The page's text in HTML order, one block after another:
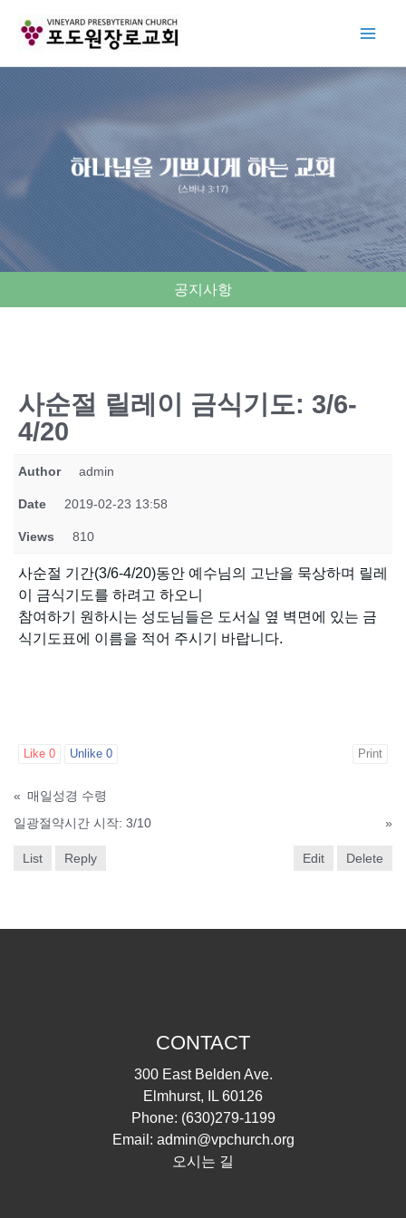
공지사항
사순절 릴레이 금식기도: 3/6-
4/20
Author admin
Date 2019-02-23 13:58
Views 810
사순절 기간(3/6-4/20)동안 예수님의 고난을 묵상하며 릴레
이 금식기도를 하려고 하오니
참여하기 원하시는 성도님들은 도서실 옆 벽면에 있는 금
식기도표에 이름을 적어 주시기 바랍니다.
Like 0 Unlike 0 Print
« 매일성경 수령
일광절약시간 시작: 3/10
»
List Reply Edit Delete
CONTACT
300 East Belden Ave.
Elmhurst, IL 60126
Phone: (630)279-1199
Email: admin@vpchurch.org
오시는 길